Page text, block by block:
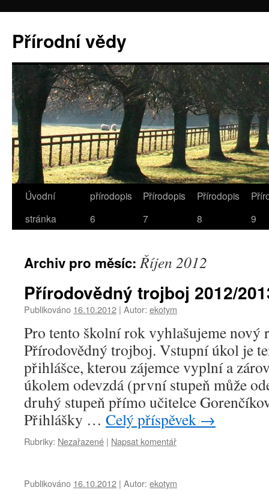
Přírodní vědy
Úvodní
stránka
přírodopis
6
Přírodopis
7
Přírodopis
8
9
Archiv pro měsíc:Říjen 2012
Přírodovědný trojboj 2012/
Publikováno 16.10.2012 | Autor: ekotym
Pro tento školní rok vyhlašujeme nový
Přírodovědný trojboj. Vstupní úkol je
přihlášce, kterou zájemce vyplní a
úkolem odevzdá (první stupeň může
druhý stupeň přímo učitelce
Přihlášky … Celý příspěvek →
Rubriky: Nezařazené | Napsat komentář
Publikováno 16.10.2012 | Autor: ekotym